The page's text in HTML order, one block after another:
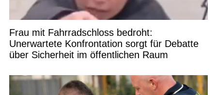
Frau mit Fahrradschloss bedroht:
Unerwartete Konfrontation sorgt für Debatte
über Sicherheit im öffentlichen Raum